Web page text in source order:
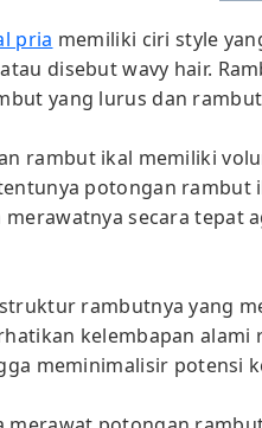
pria memiliki ciri style
disebut wavy hair.
yang lurus dan
rambut ikal memiliki
potongan rambut
secara tepat
rambutnya yang
kelembapan alami
meminimalisir potensi